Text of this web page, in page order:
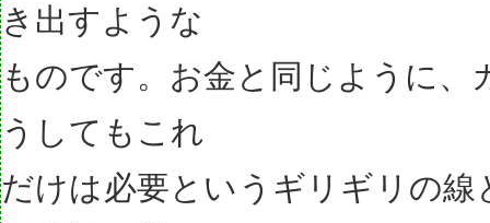
き出すような
ものです。お金と同じように、
うしてもこれ
だけは必要というギリギリの線